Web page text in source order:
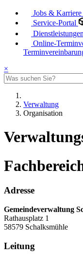
Jobs & Karriere
Service-Portal
Online-
×
Verwaltung
Organisation
Adresse
Gemeindeverwaltung
Rathausplatz 1
58579 Schalksmühle
Leitung